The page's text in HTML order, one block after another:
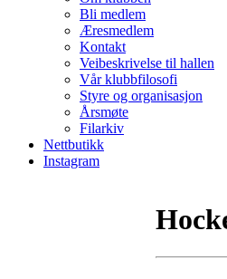
Bli medlem
Æresmedlem
Kontakt
Veibeskrivelse til hallen
Vår klubbfilosofi
Styre og organisasjon
Årsmøte
Filarkiv
Nettbutikk
Instagram